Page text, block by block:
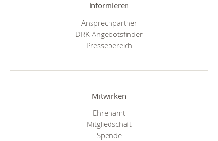
Informieren
Ansprechpartner
DRK-Angebotsfinder
Pressebereich
Mitwirken
Ehrenamt
Mitgliedschaft
Spende